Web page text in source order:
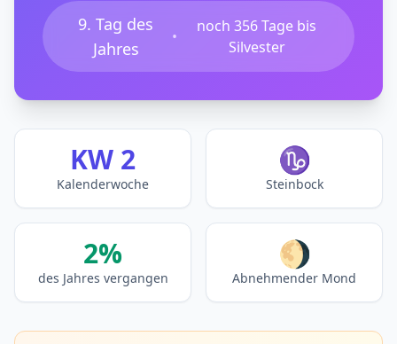
9. Tag des
Jahres
•
noch 356 Tage bis
Silvester
KW 2
Kalenderwoche
♑
Steinbock
2%
des Jahres vergangen
🌖
Abnehmender Mond